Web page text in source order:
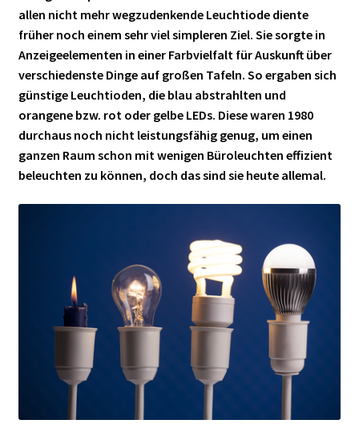
allen nicht mehr wegzudenkende Leuchtiode diente
früher noch einem sehr viel simpleren Ziel. Sie sorgte in
Anzeigeelementen in einer Farbvielfalt für Auskunft über
verschiedenste Dinge auf großen Tafeln. So ergaben sich
günstige Leuchtioden, die blau abstrahlten und
orangene bzw. rot oder gelbe LEDs. Diese waren 1980
durchaus noch nicht leistungsfähig genug, um einen
ganzen Raum schon mit wenigen Büroleuchten effizient
beleuchten zu können, doch das sind sie heute allemal.